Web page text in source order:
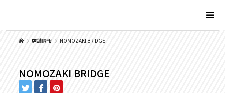
店舗情報 NOMOZAKI BRIDGE
NOMOZAKI BRIDGE